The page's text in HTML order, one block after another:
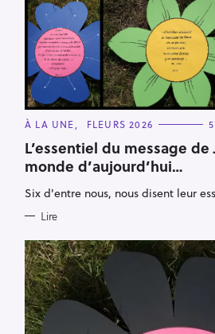
C
T
E
G
O
I
S
À LA UNE FLEURS 2026
L’essentiel du message de
monde d’aujourd’hui…
Six d'entre nous, nous disent leur
Lire